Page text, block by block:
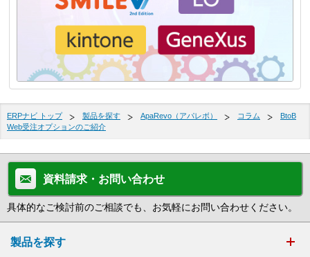
ERPナビ トップ 製品を探す ApaRevo（アパレボ） コラム
BtoB
Web受注オプションのご紹介
資料請求・お問い合わせ
具体的なご検討前のご相談でも、お気軽にお問い合わせください。
製品を探す